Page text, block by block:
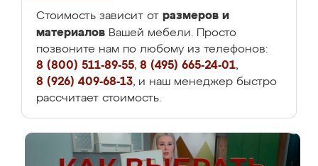
Стоимость зависит от размеров и
материалов Вашей мебели. Просто
позвоните нам по любому из телефонов:
8 (800) 511-89-55, 8 (495) 665-24-01,
8 (926) 409-68-13, и наш менеджер быстро
рассчитает стоимость.